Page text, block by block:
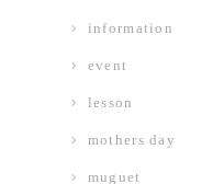
information
event
lesson
mothers day
muguet